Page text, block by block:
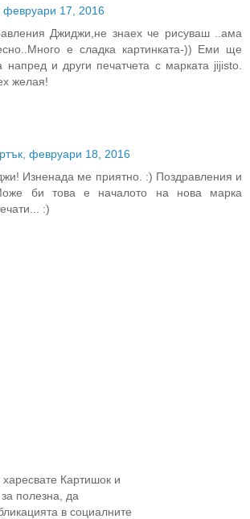
февруари 17, 2016
Джиджи,не знаех че рисуваш ..ама
е сладка картинката-)) Еми ще
напред и други печатчета с марката jijisto.
желая!
февруари 18, 2016
Изненада ме приятно. :) Поздравления и
би това е началото на нова марка
:)
Картишок и
полезна, да
в социалните